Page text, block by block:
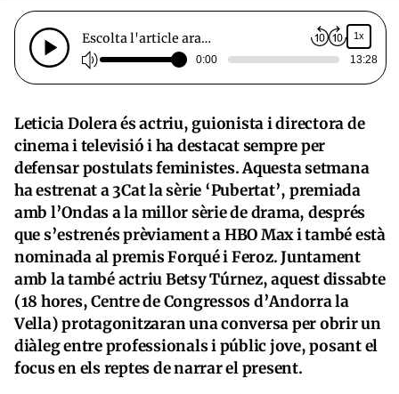
Escolta l'article ara… 1x
0:00 13:28
Leticia Dolera és actriu, guionista i directora de
cinema i televisió i ha destacat sempre per
defensar postulats feministes. Aquesta setmana
ha estrenat a 3Cat la sèrie ‘Pubertat’, premiada
amb l’Ondas a la millor sèrie de drama, després
que s’estrenés prèviament a HBO Max i també està
nominada al premis Forqué i Feroz. Juntament
amb la també actriu Betsy Túrnez, aquest dissabte
(18 hores, Centre de Congressos d’Andorra la
Vella) protagonitzaran una conversa per obrir un
diàleg entre professionals i públic jove, posant el
focus en els reptes de narrar el present.